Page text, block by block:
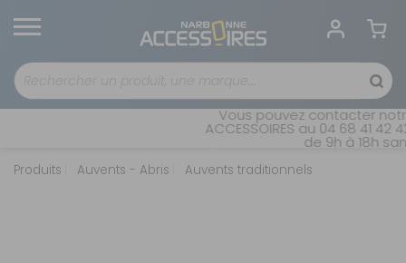
Vous pouvez contacter notre
ACCESSOIRES au 04 68 41
de 9h à 18h
Produits Auvents - Abris Auvents traditionnels